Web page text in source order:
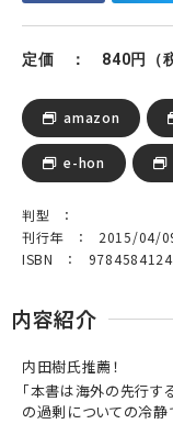
定価 ： 840円（税
amazon
e-hon
判型 ：
刊行年 ： 2015/04/
ISBN ：
内容紹介
内田樹氏推薦！
「本書は海外の先行す
の過剰についての冷静